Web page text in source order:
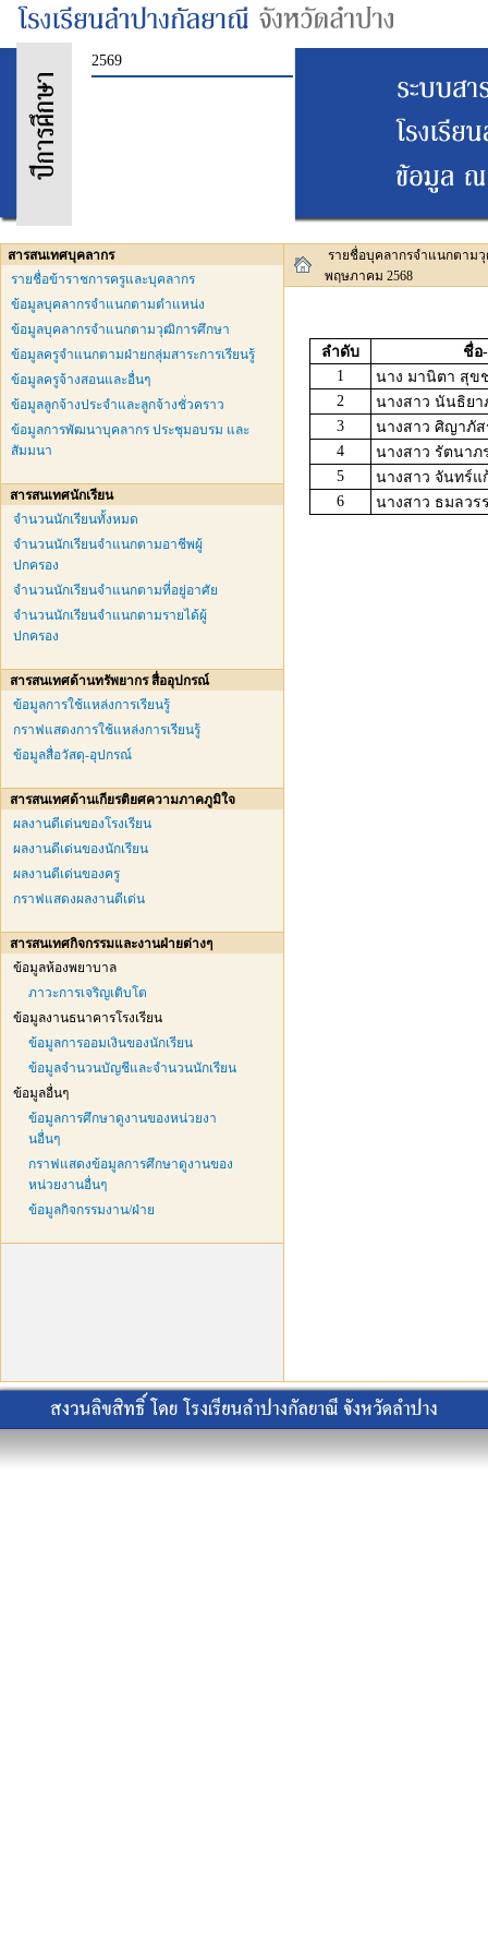
2569
สารสนเทศบุคลากร
รายชื่อข้าราชการครูและบุคลากร
ข้อมูลบุคลากรจำแนกตามตำแหน่ง
ข้อมูลบุคลากรจำแนกตามวุฒิการศึกษา
ข้อมูลครูจำแนกตามฝ่ายกลุ่มสาระการเรียนรู้
ข้อมูลครูจ้างสอนและอื่นๆ
ข้อมูลลูกจ้างประจำและลูกจ้างชั่วคราว
ข้อมูลการพัฒนาบุคลากร ประชุมอบรม และ
สัมมนา
สารสนเทศนักเรียน
จำนวนนักเรียนทั้งหมด
จำนวนนักเรียนจำแนกตามอาชีพผู้
ปกครอง
จำนวนนักเรียนจำแนกตามที่อยู่อาศัย
จำนวนนักเรียนจำแนกตามรายได้ผู้
ปกครอง
สารสนเทศด้านทรัพยากร สื่ออุปกรณ์
ข้อมูลการใช้แหล่งการเรียนรู้
กราฟแสดงการใช้แหล่งการเรียนรู้
ข้อมูลสื่อวัสดุ-อุปกรณ์
สารสนเทศด้านเกียรติยศความภาคภูมิใจ
ผลงานดีเด่นของโรงเรียน
ผลงานดีเด่นของนักเรียน
ผลงานดีเด่นของครู
กราฟแสดงผลงานดีเด่น
สารสนเทศกิจกรรมและงานฝ่ายต่างๆ
ข้อมูลห้องพยาบาล
ภาวะการเจริญเติบโต
ข้อมูลงานธนาคารโรงเรียน
ข้อมูลการออมเงินของนักเรียน
ข้อมูลจำนวนบัญชีและจำนวนนักเรียน
ข้อมูลอื่นๆ
ข้อมูลการศึกษาดูงานของหน่วยงา
นอื่นๆ
กราฟแสดงข้อมูลการศึกษาดูงานของ
หน่วยงานอื่นๆ
ข้อมูลกิจกรรมงาน/ฝ่าย
รายชื่อบุคลากรจำแนกตาม
พฤษภาคม 2568
ลำดับ
ชื่อ
1
นาง มานิตา สุข
2
นางสาว นันธิย
3
นางสาว ศิญาภัส
4
นางสาว รัตนา
5
นางสาว จันทร์แ
6
นางสาว ธมลวร